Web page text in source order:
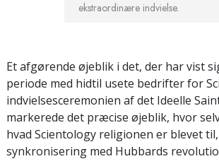
ekstraordinære indvielse.
Et afgørende øjeblik i det, der har vist
periode med hidtil usete bedrifter for
indvielsesceremonien af det Ideelle
markerede det præcise øjeblik, hvor
hvad Scientology religionen er blevet
synkronisering med Hubbards